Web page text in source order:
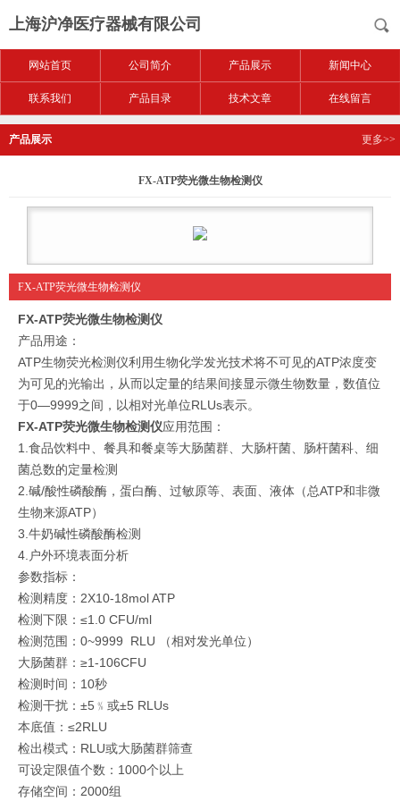
上海沪净医疗器械有限公司
网站首页 公司简介 产品展示 新闻中心
联系我们 产品目录 技术文章 在线留言
产品展示 更多>>
FX-ATP荧光微生物检测仪
FX-ATP荧光微生物检测仪
FX-ATP荧光微生物检测仪
产品用途：
ATP生物荧光检测仪利用生物化学发光技术将不可见的ATP浓度变
为可见的光输出，从而以定量的结果间接显示微生物数量，数值位
于0—9999之间，以相对光单位RLUs表示。
FX-ATP荧光微生物检测仪应用范围：
1.食品饮料中、餐具和餐桌等大肠菌群、大肠杆菌、肠杆菌科、细
菌总数的定量检测
2.碱/酸性磷酸酶，蛋白酶、过敏原等、表面、液体（总ATP和非微
生物来源ATP）
3.牛奶碱性磷酸酶检测
4.户外环境表面分析
参数指标：
检测精度：2X10-18mol ATP
检测下限：≤1.0 CFU/ml
检测范围：0~9999 RLU （相对发光单位）
大肠菌群：≥1-106CFU
检测时间：10秒
检测干扰：±5﹪或±5 RLUs
本底值：≤2RLU
检出模式：RLU或大肠菌群筛查
可设定限值个数：1000个以上
存储空间：2000组